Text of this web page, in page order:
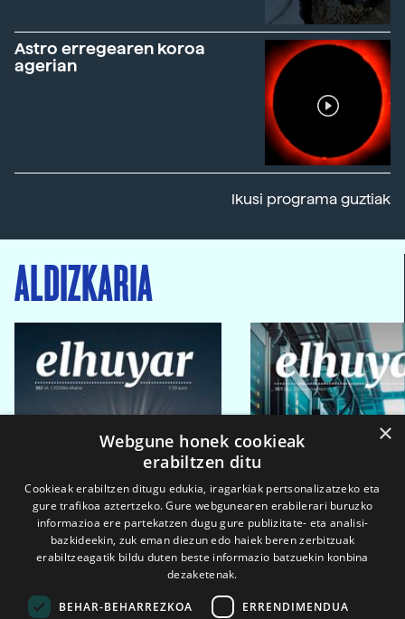
Astro erregearen koroa
agerian
Ikusi programa guztiak
ALDIZKARIA
×
Webgune honek cookieak
erabiltzen ditu
Cookieak erabiltzen ditugu edukia, iragarkiak pertsonalizatzeko eta
gure trafikoa aztertzeko. Gure webgunearen erabilerari buruzko
informazioa ere partekatzen dugu gure publizitate- eta analisi-
bazkideekin, zuk eman diezun edo haiek beren zerbitzuak
erabiltzeagatik bildu duten beste informazio batzuekin konbina
dezaketenak.
BEHAR-BEHARREZKOA ERRENDIMENDUA